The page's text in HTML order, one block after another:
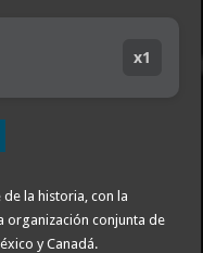
en medio de una operación
a la Justicia que intime al
en la marcha contra la Ley de
de Julio de Vido y su
x1
la historia, con la
organización conjunta de
y Canadá.